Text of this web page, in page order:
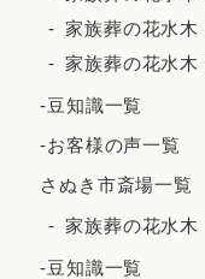
2022年2月
2021年12月
2021年11月
2021年10月
家族葬の花水
家族葬の花水木
-豆知識一覧
-お客様の声一覧
さぬき市斎場一覧
家族葬の花水
-豆知識一覧